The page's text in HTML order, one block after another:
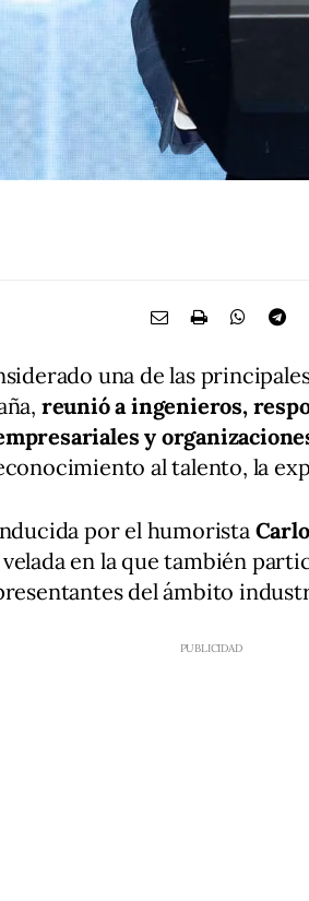
una de las
reunió a ingenieros,
y
al talento, la
por el humorista
en la que también
del ámbito